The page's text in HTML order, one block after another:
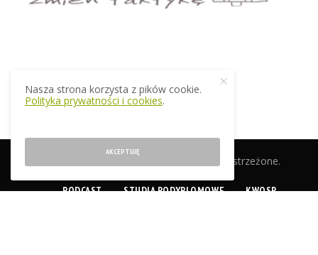
© 2019 EkstraTrener.pl. Wszelkie prawa zastrzeżone.
PODCAST STUDIA PODYPLOMOWE KWOSP
Nasza strona korzysta z pików cookie.
Polityka prywatności i cookies.
AKCEPTUJĘ